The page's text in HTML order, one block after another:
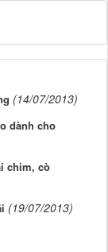
(14/07/2013)
dành cho
chim, cò
(19/07/2013)